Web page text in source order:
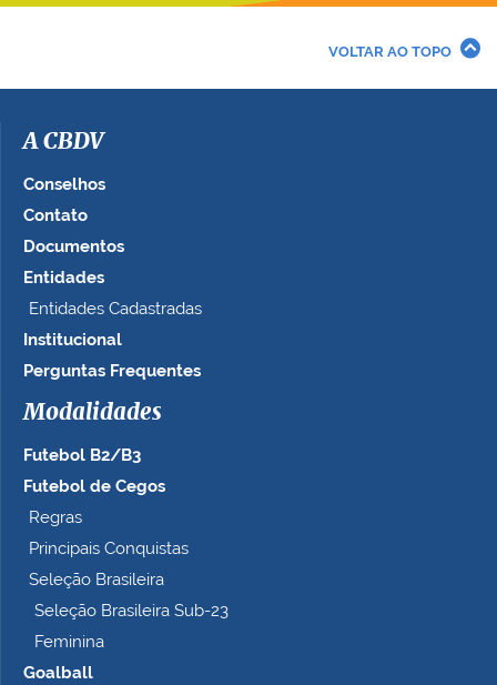
VOLTAR AO TOPO
A CBDV
Conselhos
Contato
Documentos
Entidades
Entidades Cadastradas
Institucional
Perguntas Frequentes
Modalidades
Futebol B2/B3
Futebol de Cegos
Regras
Principais Conquistas
Seleção Brasileira
Seleção Brasileira Sub-23
Feminina
Goalball